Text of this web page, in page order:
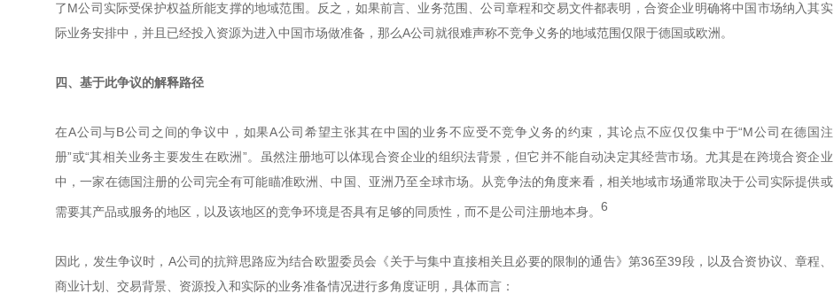
了M公司实际受保护权益所能支撑的地域范围。反之，如果前言、业务范围、公司章程和交易文件都表明，合资企业明确将中国市场纳入其实
际业务安排中，并且已经投入资源为进入中国市场做准备，那么A公司就很难声称不竞争义务的地域范围仅限于德国或欧洲。
四、基于此争议的解释路径
在A公司与B公司之间的争议中，如果A公司希望主张其在中国的业务不应受不竞争义务的约束，其论点不应仅仅集中于“M公司在德国注
册”或“其相关业务主要发生在欧洲”。虽然注册地可以体现合资企业的组织法背景，但它并不能自动决定其经营市场。尤其是在跨境合资企业
中，一家在德国注册的公司完全有可能瞄准欧洲、中国、亚洲乃至全球市场。从竞争法的角度来看，相关地域市场通常取决于公司实际提供或
需要其产品或服务的地区，以及该地区的竞争环境是否具有足够的同质性，而不是公司注册地本身。 6
因此，发生争议时，A公司的抗辩思路应为结合欧盟委员会《关于与集中直接相关且必要的限制的通告》第36至39段，以及合资协议、章程、
商业计划、交易背景、资源投入和实际的业务准备情况进行多角度证明，具体而言：